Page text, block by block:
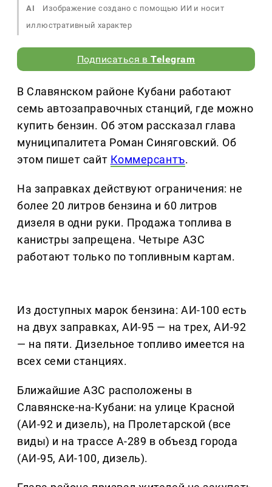
AI
Изображение создано с помощью ИИ и носит
иллюстративный характер
Подписаться вTelegram
В Славянском районе Кубани работают
семь автозаправочных станций, где можно
купить бензин. Об этом рассказал глава
муниципалитета Роман Синяговский. Об
этом пишет сайт Коммерсантъ.
На заправках действуют ограничения: не
более 20 литров бензина и 60 литров
дизеля в одни руки. Продажа топлива в
канистры запрещена. Четыре АЗС
работают только по топливным картам.
Из доступных марок бензина: АИ-100 есть
на двух заправках, АИ-95 — на трех, АИ-92
— на пяти. Дизельное топливо имеется на
всех семи станциях.
Ближайшие АЗС расположены в
Славянске-на-Кубани: на улице Красной
(АИ-92 и дизель), на Пролетарской (все
виды) и на трассе А-289 в объезд города
(АИ-95, АИ-100, дизель).